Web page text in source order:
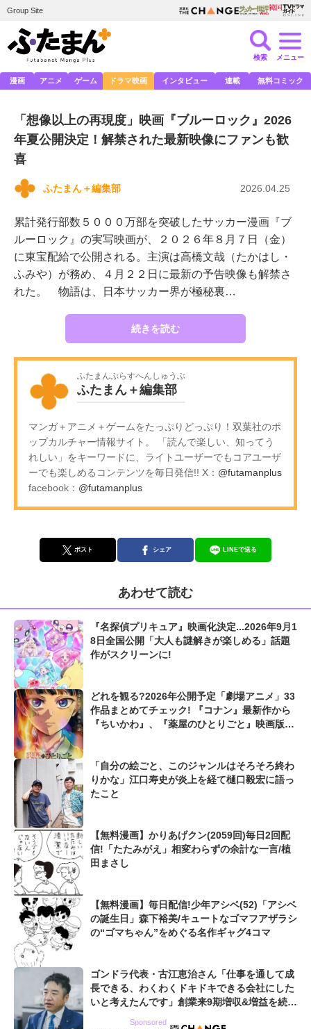
Group Site
検索 メニュー
漫画 アニメ ゲーム ドラマ映画 インタビュー 連載 無料コミック
「想像以上の再現度」映画『ブルーロック』2026
年夏公開決定！解禁された最新映像にファンも歓
喜
ふたまん＋編集部 2026.04.25
累計発行部数５０００万部を突破したサッカー漫画『ブ
ルーロック』の実写映画が、２０２６年８月７日（金）
に東宝配給で公開される。主演は高橋文哉（たかはし・
ふみや）が務め、４月２２日に最新の予告映像も解禁さ
れた。 物語は、日本サッカー界が極秘裏…
続きを読む
ふたまんぷらすへんしゅうぶ
ふたまん＋編集部
マンガ＋アニメ＋ゲームをたっぷりどっぷり！双葉社のポ
ップカルチャー情報サイト。 「読んで楽しい、知ってう
れしい」をキーワードに、ライトユーザーでもコアユーザ
ーでも楽しめるコンテンツを毎日発信!! X： @futamanplus
facebook： @futamanplus
ポスト シェア LINEで送る
あわせて読む
『名探偵プリキュア』映画化決定...2026年9月1
8日全国公開「大人も謎解きが楽しめる」話題
作がスクリーンに!
どれを観る?2026年公開予定「劇場アニメ」33
作品まとめてチェック! 『コナン』最新作から
『ちいかわ』、『薬屋のひとりごと』映画版ま
「自分の絵ごと、このジャンルはそろそろ終わ
りかな」江口寿史が炎上を経て樋口毅宏に語っ
たこと
【無料漫画】かりあげクン(2059回)毎日2回配
信!「たたみがえ」相変わらずの余計な一言/植
田まさし
【無料漫画】毎日配信!少年アシベ(52)「アシベ
の誕生日」森下裕美/キュートなゴマフアザラシ
の“ゴマちゃん”をめぐる名作ギャグ4コマ
ゴンドラ代表・古江恵治さん「仕事を通して成
長できる、わくわくドキドキできる会社にした
いと考えたんです」創業来9期増収&増益を続け
Sponsored